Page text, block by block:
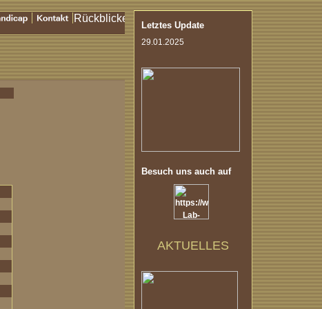
Letztes Update
29.01.2025
Besuch uns auch auf
AKTUELLES